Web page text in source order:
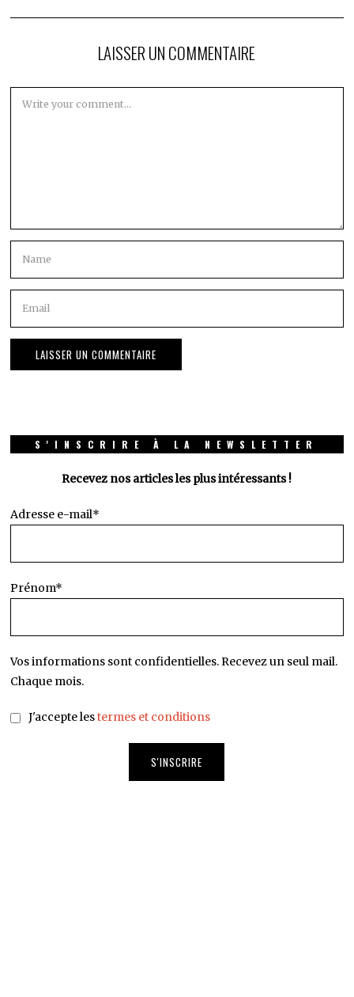
LAISSER UN COMMENTAIRE
S'INSCRIRE À LA NEWSLETTER
Recevez nos articles les plus intéressants !
Adresse e-mail*
Prénom*
Vos informations sont confidentielles. Recevez un seul mail.
Chaque mois.
J'accepte lestermes et conditions